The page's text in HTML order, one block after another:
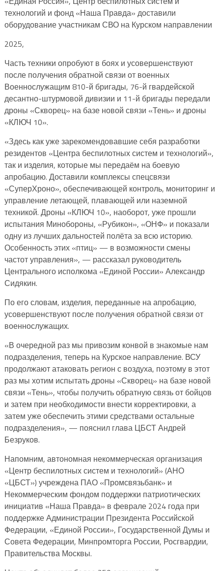
технологий и фонд «Наша Правда» доставили
оборудование участникам СВО на Курском направлении
2025,
Часть техники опробуют в боях и усовершенствуют
после получения обратной связи от военных
Военнослужащим 810-й бригады, 76-й гвардейской
десантно-штурмовой дивизии и 11-й бригады передали
дроны «Скворец» на базе новой связи «Тень» и дроны
«КЛЮЧ 10».
«Здесь как уже зарекомендовавшие себя разработки
резидентов «Центра беспилотных систем и технологий»,
так и изделия, которые мы передаём на боевую
апробацию. Доставили комплексы спецсвязи
«СуперХроно», обеспечивающей контроль, мониторинг и
управление летающей, плавающей или наземной
техникой. Дроны «КЛЮЧ 10», наоборот, уже прошли
испытания Минобороны, «Рубикон», «ОНФ» и показали
одну из лучших дальностей полёта за всю историю.
Особенность этих «птиц» — в возможности смены
частот управления», — рассказал руководитель
Центрального исполкома «Единой России» Александр
Сидякин.
По его словам, изделия, переданные на апробацию,
усовершенствуют после получения обратной связи от
военнослужащих.
«В очередной раз мы привозим конвой в знакомые нам
подразделения, теперь на Курское направление. ВСУ
продолжают атаковать регион с воздуха, поэтому в этот
раз мы хотим испытать дроны «Скворец» на базе новой
связи «Тень», чтобы получить обратную связь от бойцов
и затем при необходимости внести корректировки, а
затем уже обеспечить этими средствами остальные
подразделения», — пояснил глава ЦБСТ Андрей
Безруков.
Напомним, автономная некоммерческая организация
«Центр беспилотных систем и технологий» (АНО
«ЦБСТ») учреждена ПАО «Промсвязьбанк» и
Некоммерческим фондом поддержки патриотических
инициатив «Наша Правда» в феврале 2024 года при
поддержке Администрации Президента Российской
Федерации, «Единой России», Государственной Думы и
Совета Федерации, Минпромторга России, Росгвардии,
Правительства Москвы.